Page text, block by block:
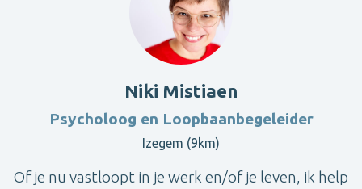
Niki Mistiaen
Psycholoog en Loopbaanbegeleider
Izegem (9km)
Of je nu vastloopt in je werk en/of je leven, ik help